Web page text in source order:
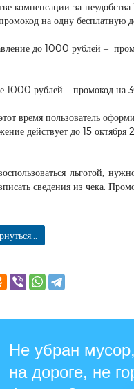
компенсации за
на одну бесплатную
до 1000 рублей –
1000 рублей – промокод на
время пользователь
действует до 15 октября
льготой,
сведения из чека.
Не убран
на дороге, не